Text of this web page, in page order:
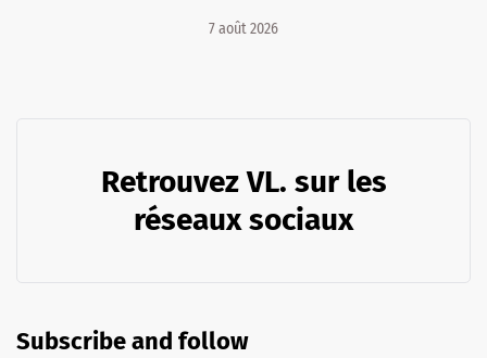
7 août 2026
Retrouvez VL. sur les
réseaux sociaux
Subscribe and follow